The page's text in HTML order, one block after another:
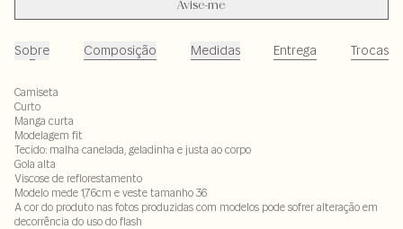
Avise-me
Sobre Composição Medidas Entrega Trocas
Camiseta
Curto
Manga curta
Modelagem fit
Tecido: malha canelada, geladinha e justa ao corpo
Gola alta
Viscose de reflorestamento
Modelo mede 1,76cm e veste tamanho 36
A cor do produto nas fotos produzidas com modelos pode sofrer alteração em
decorrência do uso do flash